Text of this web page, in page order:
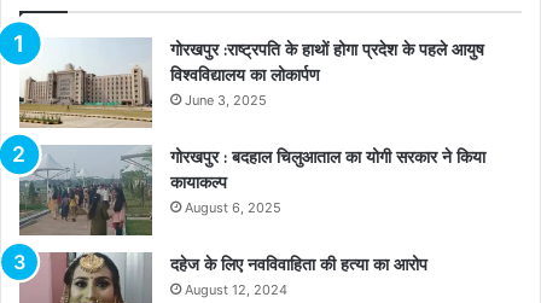
गोरखपुर :राष्ट्रपति के हाथों होगा प्रदेश के पहले आयुष
विश्वविद्यालय का लोकार्पण
June 3, 2025
गोरखपुर : बदहाल चिलुआताल का योगी सरकार ने किया
कायाकल्प
August 6, 2025
दहेज के लिए नवविवाहिता की हत्या का आरोप
August 12, 2024